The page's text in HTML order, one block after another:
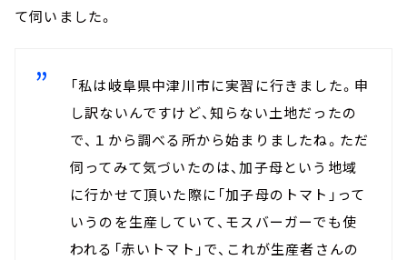
て伺いました。
「私は岐阜県中津川市に実習に行きました。申
し訳ないんですけど、知らない土地だったの
で、１から調べる所から始まりましたね。ただ
伺ってみて気づいたのは、加子母という地域
に行かせて頂いた際に「加子母のトマト」って
いうのを生産していて、モスバーガーでも使
われる「赤いトマト」で、これが生産者さんの